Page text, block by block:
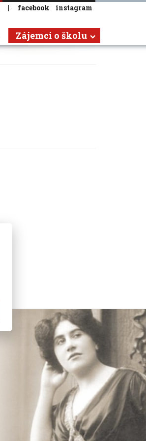
| facebook instagram
Zájemci o školu